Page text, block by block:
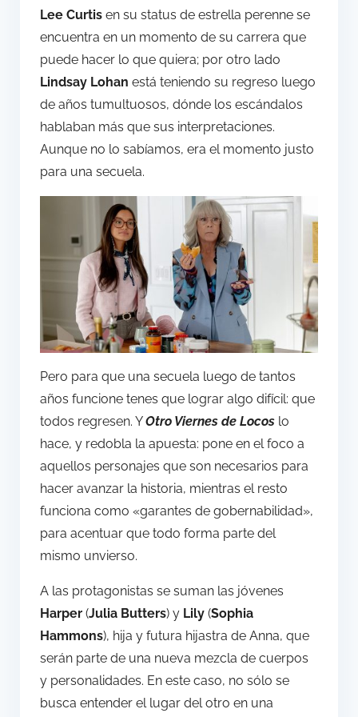
Lee Curtis en su status de estrella perenne se
encuentra en un momento de su carrera que
puede hacer lo que quiera; por otro lado
Lindsay Lohan está teniendo su regreso luego
de años tumultuosos, dónde los escándalos
hablaban más que sus interpretaciones.
Aunque no lo sabíamos, era el momento justo
para una secuela.
Pero para que una secuela luego de tantos
años funcione tenes que lograr algo difícil: que
todos regresen. YOtro Viernes de Locos lo
hace, y redobla la apuesta: pone en el foco a
aquellos personajes que son necesarios para
hacer avanzar la historia, mientras el resto
funciona como «garantes de gobernabilidad»,
para acentuar que todo forma parte del
mismo unvierso.
A las protagonistas se suman las jóvenes
Harper (Julia Butters) y Lily (Sophia
Hammons), hija y futura hijastra de Anna, que
serán parte de una nueva mezcla de cuerpos
y personalidades. En este caso, no sólo se
busca entender el lugar del otro en una